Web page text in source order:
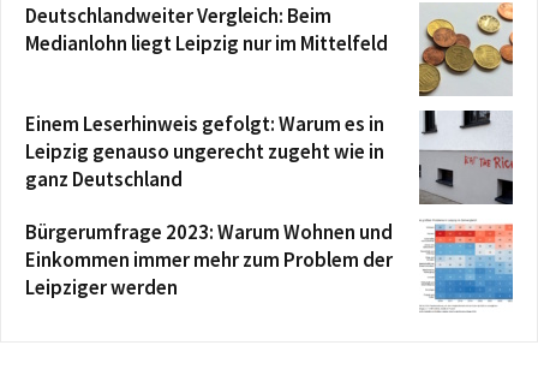
Deutschlandweiter Vergleich: Beim
Medianlohn liegt Leipzig nur im Mittelfeld
Einem Leserhinweis gefolgt: Warum es in
Leipzig genauso ungerecht zugeht wie in
ganz Deutschland
Bürgerumfrage 2023: Warum Wohnen und
Einkommen immer mehr zum Problem der
Leipziger werden